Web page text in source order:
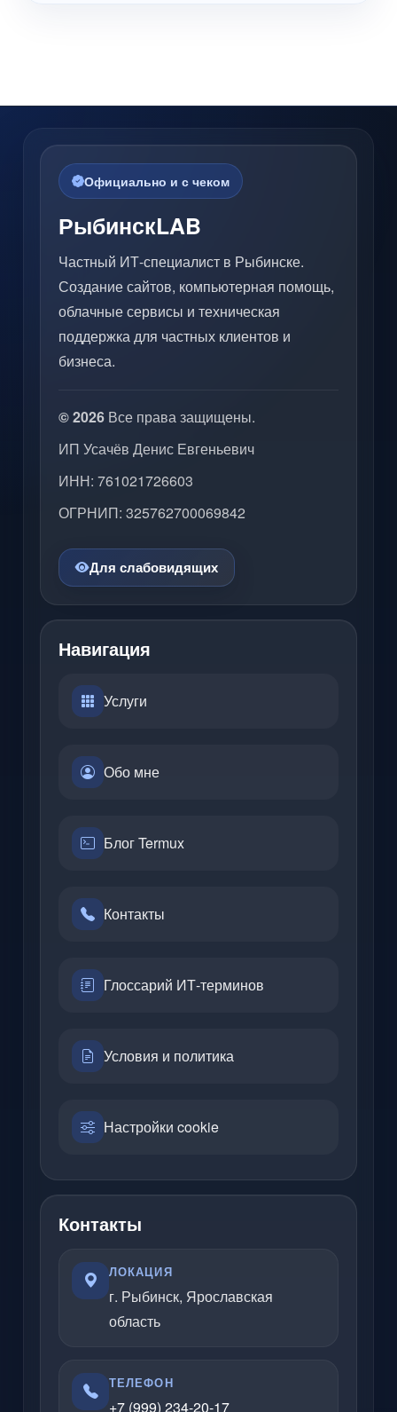
Официально и с чеком
РыбинскLAB
Частный ИТ-специалист в Рыбинске.
Создание сайтов, компьютерная помощь,
облачные сервисы и техническая
поддержка для частных клиентов и
бизнеса.
© 2026 Все права защищены.
ИП Усачёв Денис Евгеньевич
ИНН: 761021726603
ОГРНИП: 325762700069842
Для слабовидящих
Навигация
Услуги
Обо мне
Блог Termux
Контакты
Глоссарий ИТ-терминов
Условия и политика
Настройки cookie
Контакты
ЛОКАЦИЯ
г. Рыбинск, Ярославская
область
ТЕЛЕФОН
+7 (999) 234-20-17